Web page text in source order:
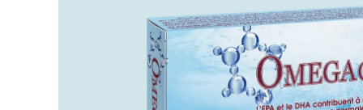
Pour qui ?
DOPA Concept
Safrazen®
LithoGinkgo